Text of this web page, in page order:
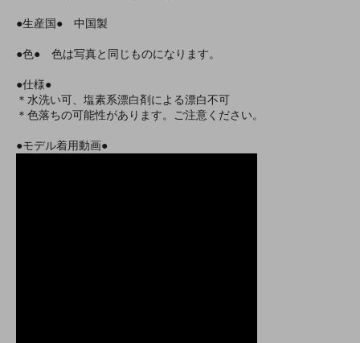
●生産国● 中国製
●色● 色は写真と同じものになります。
●仕様●
＊水洗い可、塩素系漂白剤による漂白不可
＊色落ちの可能性があります。ご注意ください。
●モデル着用動画●